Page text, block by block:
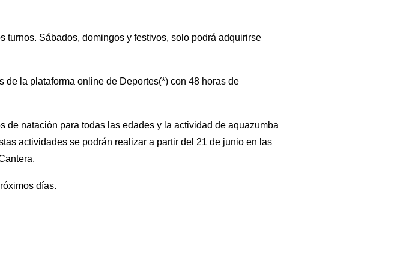
turnos. Sábados, domingos y festivos, solo podrá adquirirse
de la plataforma online de Deportes(*) con 48 horas de
de natación para todas las edades y la actividad de aquazumba
actividades se podrán realizar a partir del 21 de junio en las
días.